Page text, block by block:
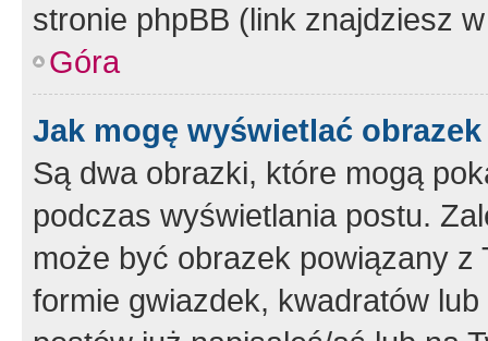
stronie phpBB (link znajdziesz
Góra
Jak mogę wyświetlać
Są dwa obrazki, które mogą
podczas wyświetlania postu.
może być obrazek powiązany z
formie gwiazdek, kwadratów